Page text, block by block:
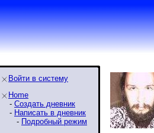
Войти в систему
Home
- Создать дневник
- Написать в дневник
- Подробный режим